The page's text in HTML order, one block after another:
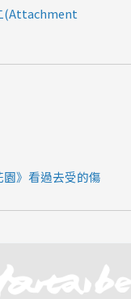
(Attachment
》看過去受的傷